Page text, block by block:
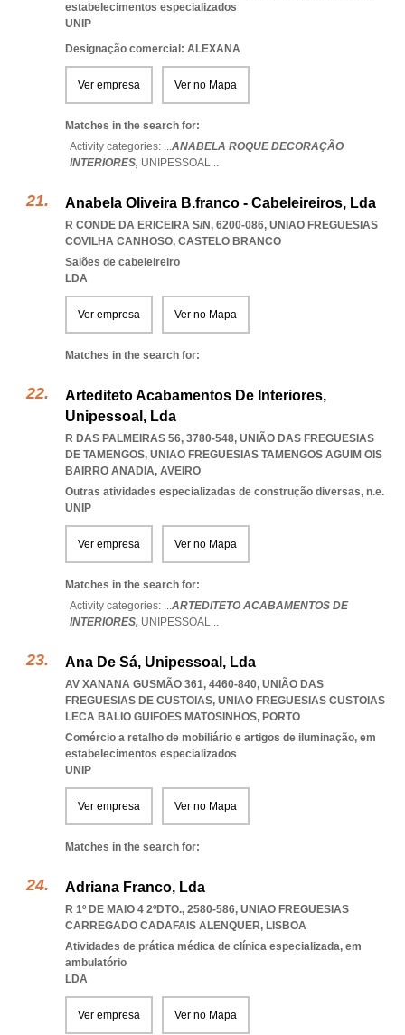
estabelecimentos especializados
UNIP
Designação comercial: ALEXANA
Ver empresa Ver no Mapa
Matches in the search for:
Activity categories: ...ANABELA ROQUE DECORAÇÃO
INTERIORES, UNIPESSOAL...
Anabela Oliveira B.franco - Cabeleireiros, Lda
R CONDE DA ERICEIRA S/N, 6200-086, UNIAO FREGUESIAS
COVILHA CANHOSO, CASTELO BRANCO
Salões de cabeleireiro
LDA
Ver empresa Ver no Mapa
Matches in the search for:
Artediteto Acabamentos De Interiores,
Unipessoal, Lda
R DAS PALMEIRAS 56, 3780-548, UNIÃO DAS FREGUESIAS
DE TAMENGOS, UNIAO FREGUESIAS TAMENGOS AGUIM OIS
BAIRRO ANADIA, AVEIRO
Outras atividades especializadas de construção diversas, n.e.
UNIP
Ver empresa Ver no Mapa
Matches in the search for:
Activity categories: ...ARTEDITETO ACABAMENTOS DE
INTERIORES, UNIPESSOAL...
Ana De Sá, Unipessoal, Lda
AV XANANA GUSMÃO 361, 4460-840, UNIÃO DAS
FREGUESIAS DE CUSTOIAS, UNIAO FREGUESIAS CUSTOIAS
LECA BALIO GUIFOES MATOSINHOS, PORTO
Comércio a retalho de mobiliário e artigos de iluminação, em
estabelecimentos especializados
UNIP
Ver empresa Ver no Mapa
Matches in the search for:
Adriana Franco, Lda
R 1º DE MAIO 4 2ºDTO., 2580-586, UNIAO FREGUESIAS
CARREGADO CADAFAIS ALENQUER, LISBOA
Atividades de prática médica de clínica especializada, em
ambulatório
LDA
Ver empresa Ver no Mapa